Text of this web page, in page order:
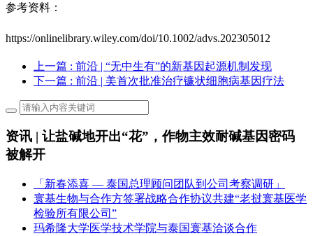
参考资料：
https://onlinelibrary.wiley.com/doi/10.1002/advs.202305012
上一篇 : 前沿 | “无中生有”的新基因起源机制发现
下一篇 : 前沿 | 美首次批准治疗镰状细胞病基因疗法
资讯 | 让盐碱地开出“花”，作物主效耐碱基因密码
被解开
「新春添喜 — 泰国总理顾问团队到公司考察调研」
寰基生物与合作方签署战略合作协议共建“老挝寰基医学
检验所有限公司”
玛希隆大学医学技术学院与泰国寰基洽谈合作